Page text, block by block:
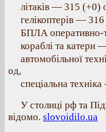
літаків — 315 (+0)
гелікоптерів —
БПЛА оперативно-
кораблі та катери
автомобільної
од,
спеціальна
У столиці рф та
відомо. slovoidilo.ua